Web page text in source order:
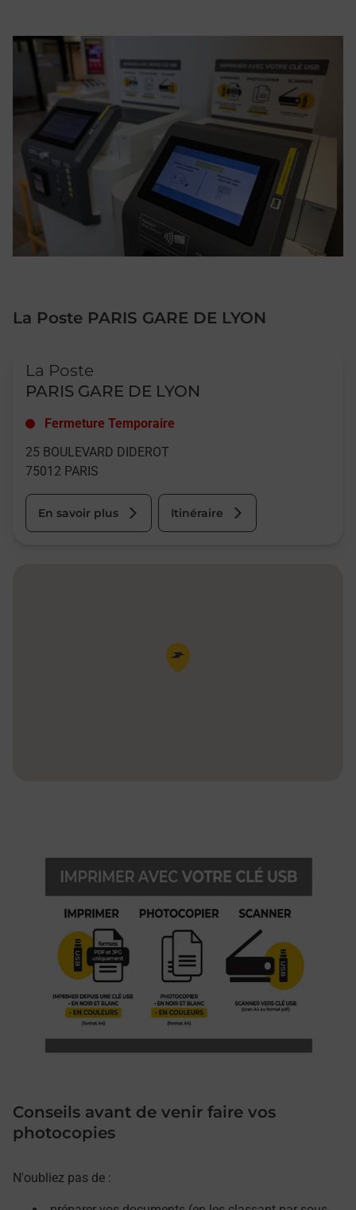
La Poste PARIS GARE DE LYON
La Poste
PARIS GARE DE LYON
Fermeture Temporaire
25 BOULEVARD DIDEROT
75012 PARIS
En savoir plus Itinéraire
Pin de la carte
Conseils avant de venir faire vos
photocopies
N'oubliez pas de :